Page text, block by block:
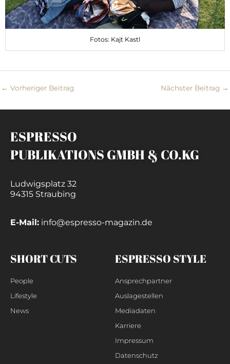
Fotos: Kajt Kastl
← Vorheriger Beitrag Nächster Beitrag →
ESPRESSO
PUBLIKATIONS GMBH & CO.KG
Ludwigsplatz 32
94315 Straubing
E-Mail: info@espresso-magazin.de
SHORT CUTS
People
Lifestyle
News
ESPRESSO STYLE
Ansprechpartner
Auslagestellen
Mediadaten
Karriere
Impressum
Datenschutz